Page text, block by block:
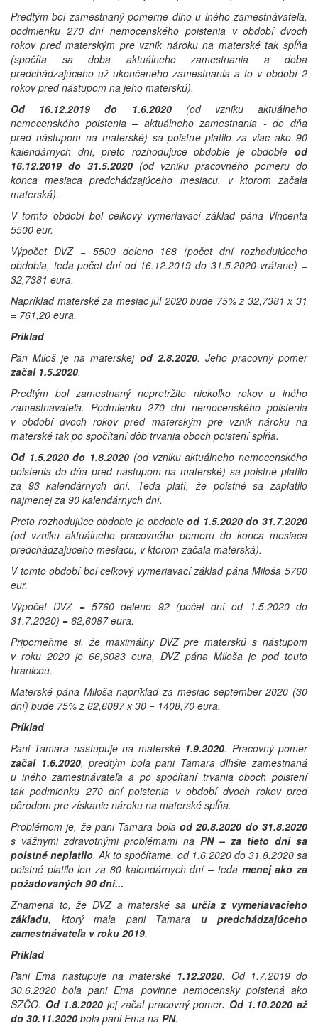
Predtým bol zamestnaný pomerne dlho u iného zamestnávateľa,
podmienku 270 dní nemocenského poistenia v období dvoch
rokov pred materským pre vznik nároku na materské tak spĺňa
(spočíta sa doba aktuálneho zamestnania a doba
predchádzajúceho už ukončeného zamestnania a to v období 2
rokov pred nástupom na jeho materskú).
Od 16.12.2019 do 1.6.2020(od vzniku aktuálneho
nemocenského poistenia – aktuálneho zamestnania - do dňa
pred nástupom na materské) sa poistné platilo za viac ako 90
kalendárnych dní, preto rozhodujúce obdobie je obdobie od
16.12.2019 do 31.5.2020 (od vzniku pracovného pomeru do
konca mesiaca predchádzajúceho mesiacu, v ktorom začala
materská).
V tomto období bol celkový vymeriavací základ pána Vincenta
5500 eur.
Výpočet DVZ = 5500 deleno 168 (počet dní rozhodujúceho
obdobia, teda počet dní od 16.12.2019 do 31.5.2020 vrátane) =
32,7381 eura.
Napríklad materské za mesiac júl 2020 bude 75% z 32,7381 x 31
= 761,20 eura.
Príklad
Pán Miloš je na materskej od 2.8.2020. Jeho pracovný pomer
začal 1.5.2020.
Predtým bol zamestnaný nepretržite niekoľko rokov u iného
zamestnávateľa. Podmienku 270 dní nemocenského poistenia
v období dvoch rokov pred materským pre vznik nároku na
materské tak po spočítaní dôb trvania oboch poistení spĺňa.
Od 1.5.2020 do 1.8.2020 (od vzniku aktuálneho nemocenského
poistenia do dňa pred nástupom na materské) sa poistné platilo
za 93 kalendárnych dní. Teda platí, že poistné sa zaplatilo
najmenej za 90 kalendárnych dní.
Preto rozhodujúce obdobie je obdobieod 1.5.2020 do 31.7.2020
(od vzniku aktuálneho pracovného pomeru do konca mesiaca
predchádzajúceho mesiacu, v ktorom začala materská).
V tomto období bol celkový vymeriavací základ pána Miloša 5760
eur.
Výpočet DVZ = 5760 deleno 92 (počet dní od 1.5.2020 do
31.7.2020) = 62,6087 eura.
Pripomeňme si, že maximálny DVZ pre materskú s nástupom
v roku 2020 je 66,6083 eura, DVZ pána Miloša je pod touto
hranicou.
Materské pána Miloša napríklad za mesiac september 2020 (30
dní) bude 75% z 62,6087 x 30 = 1408,70 eura.
Príklad
Pani Tamara nastupuje na materské 1.9.2020. Pracovný pomer
začal 1.6.2020, predtým bola pani Tamara dlhšie zamestnaná
u iného zamestnávateľa a po spočítaní trvania oboch poistení
tak podmienku 270 dní poistenia v období dvoch rokov pred
pôrodom pre získanie nároku na materské spĺňa.
Problémom je, že pani Tamara bola od 20.8.2020 do 31.8.2020
s vážnymi zdravotnými problémami na PN – za tieto dni sa
poistné neplatilo. Ak to spočítame, od 1.6.2020 do 31.8.2020 sa
poistné platilo len za 80 kalendárnych dní – teda menej ako za
požadovaných 90 dní...
Znamená to, že DVZ a materské sa určia z vymeriavacieho
základu, ktorý mala pani Tamara u predchádzajúceho
zamestnávateľa v roku 2019.
Príklad
Pani Ema nastupuje na materské 1.12.2020. Od 1.7.2019 do
30.6.2020 bola pani Ema povinne nemocensky poistená ako
SZČO. Od 1.8.2020 jej začal pracovný pomer. Od 1.10.2020 až
do 30.11.2020 bola pani Ema na PN.